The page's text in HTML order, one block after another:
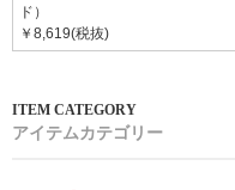
ド）
￥8,619(税抜)
アイテムカテゴリー